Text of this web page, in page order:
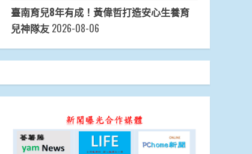
臺南育兒8年有成！黃偉哲打造安心生養育
兒神隊友 2026-08-06